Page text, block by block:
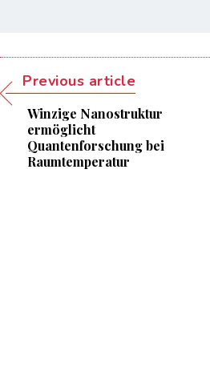
Previous article
Winzige Nanostruktur
ermöglicht
Quantenforschung bei
Raumtemperatur